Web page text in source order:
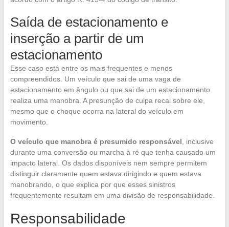
Saída de estacionamento e
inserção a partir de um
estacionamento
Esse caso está entre os mais frequentes e menos
compreendidos. Um veículo que sai de uma vaga de
estacionamento em ângulo ou que sai de um estacionamento
realiza uma manobra. A presunção de culpa recai sobre ele,
mesmo que o choque ocorra na lateral do veículo em
movimento.
O veículo que manobra é presumido responsável , inclusive
durante uma conversão ou marcha à ré que tenha causado um
impacto lateral. Os dados disponíveis nem sempre permitem
distinguir claramente quem estava dirigindo e quem estava
manobrando, o que explica por que esses sinistros
frequentemente resultam em uma divisão de responsabilidade.
Responsabilidade